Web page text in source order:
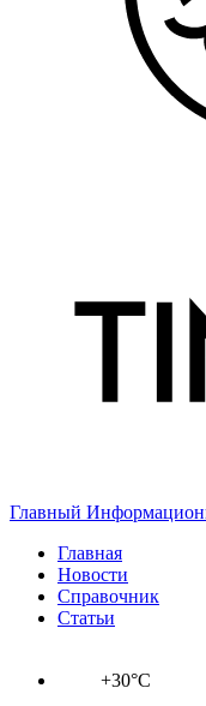
Главный
Главная
Новости
Справочник
Статьи
+30°C